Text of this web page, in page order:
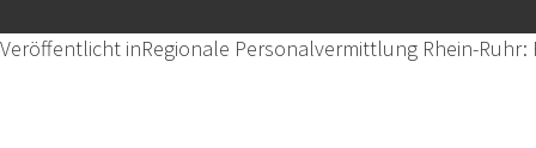
Beitragsnavigation
Veröffentlicht inRegionale Personalvermittlung Rhein-